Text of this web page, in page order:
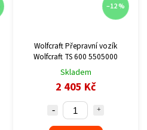
–12 %
Wolfcraft Přepravní vozík
Wolfcraft TS 600 5505000
Skladem
2 405 Kč